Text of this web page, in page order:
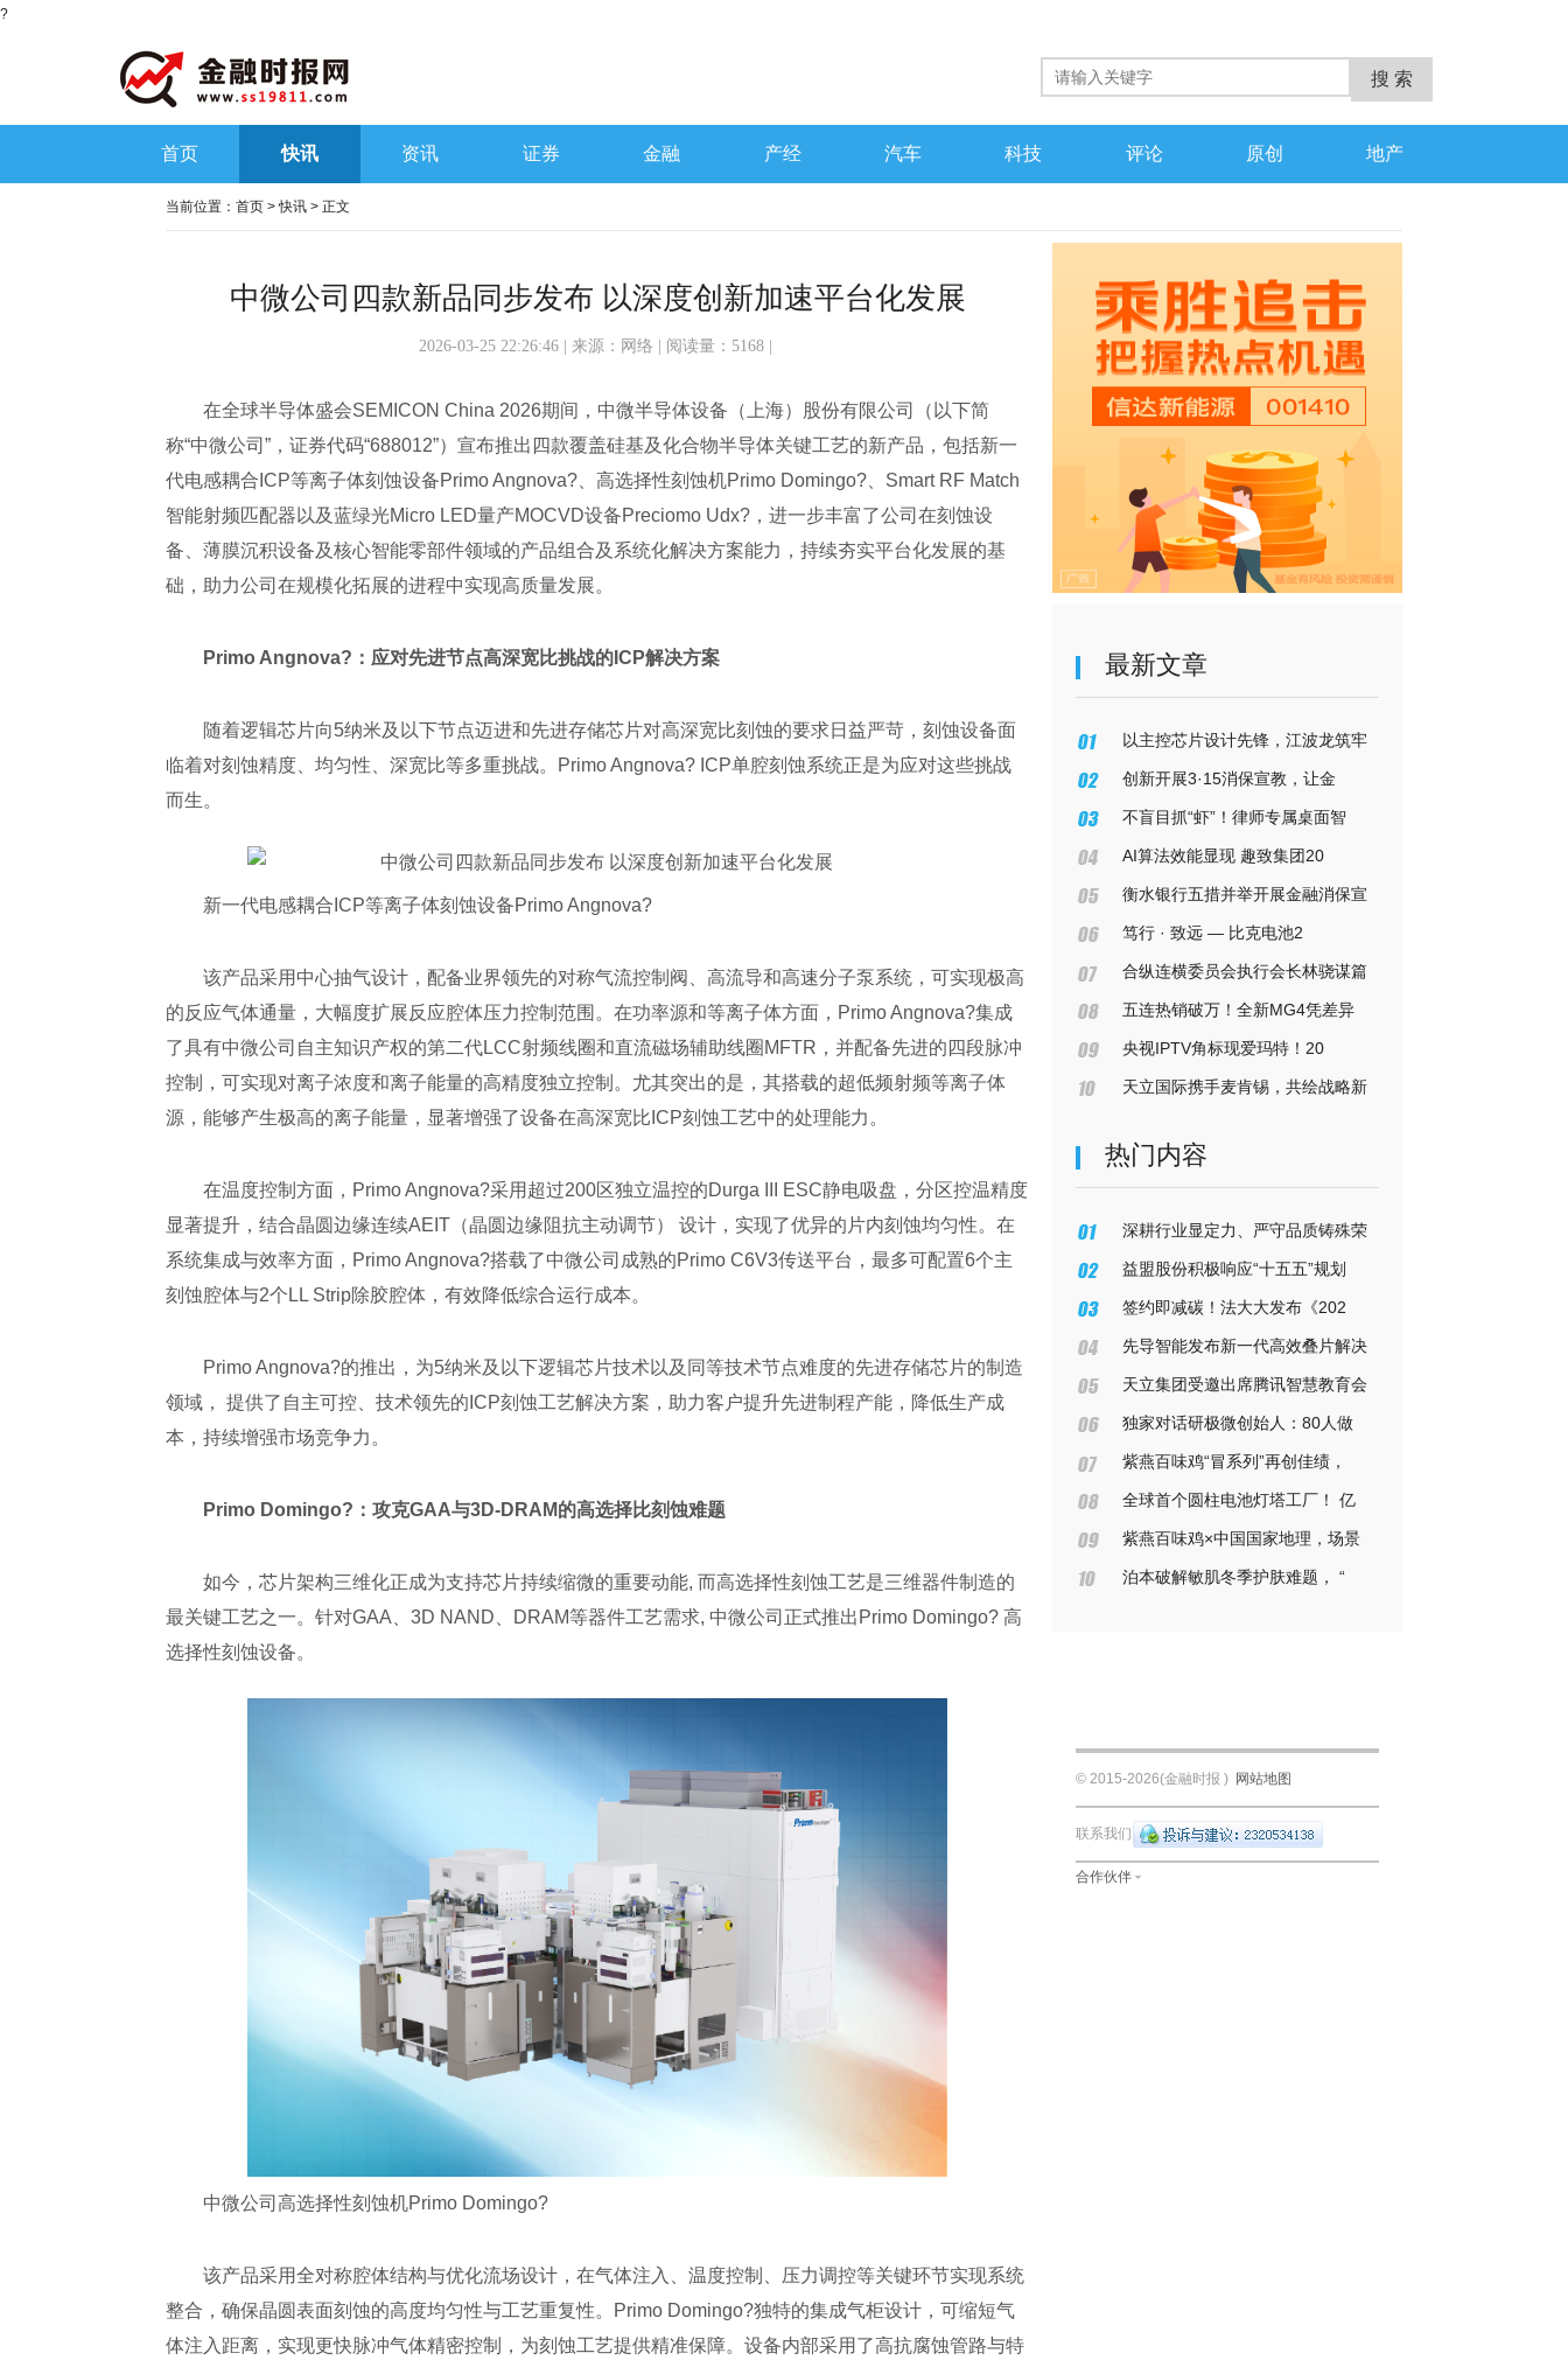
?
首页 快讯 资讯 证券 金融 产经 汽车 科技 评论 原创 地产
当前位置： 首页 >快讯 > 正文
中微公司四款新品同步发布 以深度创新加速平台化发展
2026-03-25 22:26:46 | 来源： 网络 | 阅读量：5168 |
在全球半导体盛会SEMICON China 2026期间，中微半导体设备（上海）股份有限公司（以下简
称“中微公司”，证券代码“688012”）宣布推出四款覆盖硅基及化合物半导体关键工艺的新产品，包括新一
代电感耦合ICP等离子体刻蚀设备Primo Angnova?、高选择性刻蚀机Primo Domingo?、Smart RF Match
智能射频匹配器以及蓝绿光Micro LED量产MOCVD设备Preciomo Udx?，进一步丰富了公司在刻蚀设
备、薄膜沉积设备及核心智能零部件领域的产品组合及系统化解决方案能力，持续夯实平台化发展的基
础，助力公司在规模化拓展的进程中实现高质量发展。
Primo Angnova? ：应对先进节点高深宽比挑战的ICP解决方案
随着逻辑芯片向5纳米及以下节点迈进和先进存储芯片对高深宽比刻蚀的要求日益严苛，刻蚀设备面
临着对刻蚀精度、均匀性、深宽比等多重挑战。Primo Angnova? ICP单腔刻蚀系统正是为应对这些挑战
而生。
新一代电感耦合ICP等离子体刻蚀设备Primo Angnova?
该产品采用中心抽气设计，配备业界领先的对称气流控制阀、高流导和高速分子泵系统，可实现极高
的反应气体通量，大幅度扩展反应腔体压力控制范围。在功率源和等离子体方面，Primo Angnova?集成
了具有中微公司自主知识产权的第二代LCC射频线圈和直流磁场辅助线圈MFTR，并配备先进的四段脉冲
控制，可实现对离子浓度和离子能量的高精度独立控制。尤其突出的是，其搭载的超低频射频等离子体
源，能够产生极高的离子能量，显著增强了设备在高深宽比ICP刻蚀工艺中的处理能力。
在温度控制方面，Primo Angnova?采用超过200区独立温控的Durga III ESC静电吸盘，分区控温精度
显著提升，结合晶圆边缘连续AEIT（晶圆边缘阻抗主动调节） 设计，实现了优异的片内刻蚀均匀性。在
系统集成与效率方面，Primo Angnova?搭载了中微公司成熟的Primo C6V3传送平台，最多可配置6个主
刻蚀腔体与2个LL Strip除胶腔体，有效降低综合运行成本。
Primo Angnova?的推出，为5纳米及以下逻辑芯片技术以及同等技术节点难度的先进存储芯片的制造
领域， 提供了自主可控、技术领先的ICP刻蚀工艺解决方案，助力客户提升先进制程产能，降低生产成
本，持续增强市场竞争力。
Primo Domingo? ：攻克GAA与3D-DRAM的高选择比刻蚀难题
如今，芯片架构三维化正成为支持芯片持续缩微的重要动能, 而高选择性刻蚀工艺是三维器件制造的
最关键工艺之一。针对GAA、3D NAND、DRAM等器件工艺需求, 中微公司正式推出Primo Domingo? 高
选择性刻蚀设备。
中微公司高选择性刻蚀机Primo Domingo?
该产品采用全对称腔体结构与优化流场设计，在气体注入、温度控制、压力调控等关键环节实现系统
整合，确保晶圆表面刻蚀的高度均匀性与工艺重复性。Primo Domingo?独特的集成气柜设计，可缩短气
体注入距离，实现更快脉冲气体精密控制，为刻蚀工艺提供精准保障。设备内部采用了高抗腐蚀管路与特
最新文章
以主控芯片设计先锋，江波龙筑牢
创新开展3·15消保宣教，让金
不盲目抓“虾”！律师专属桌面智
AI算法效能显现 趣致集团20
衡水银行五措并举开展金融消保宣
笃行 · 致远 — 比克电池2
合纵连横委员会执行会长林骁谋篇
五连热销破万！全新MG4凭差异
央视IPTV角标现爱玛特！20
天立国际携手麦肯锡，共绘战略新
热门内容
深耕行业显定力、严守品质铸殊荣
益盟股份积极响应“十五五”规划
签约即减碳！法大大发布《202
先导智能发布新一代高效叠片解决
天立集团受邀出席腾讯智慧教育会
独家对话研极微创始人：80人做
紫燕百味鸡“冒系列”再创佳绩，
全球首个圆柱电池灯塔工厂！ 亿
紫燕百味鸡×中国国家地理，场景
泊本破解敏肌冬季护肤难题， “
© 2015-2026(金融时报 ) 网站地图
联系我们
合作伙伴